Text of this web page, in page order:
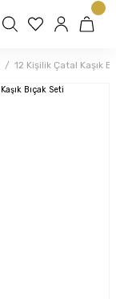
12 Kişilik Çatal Kaşık